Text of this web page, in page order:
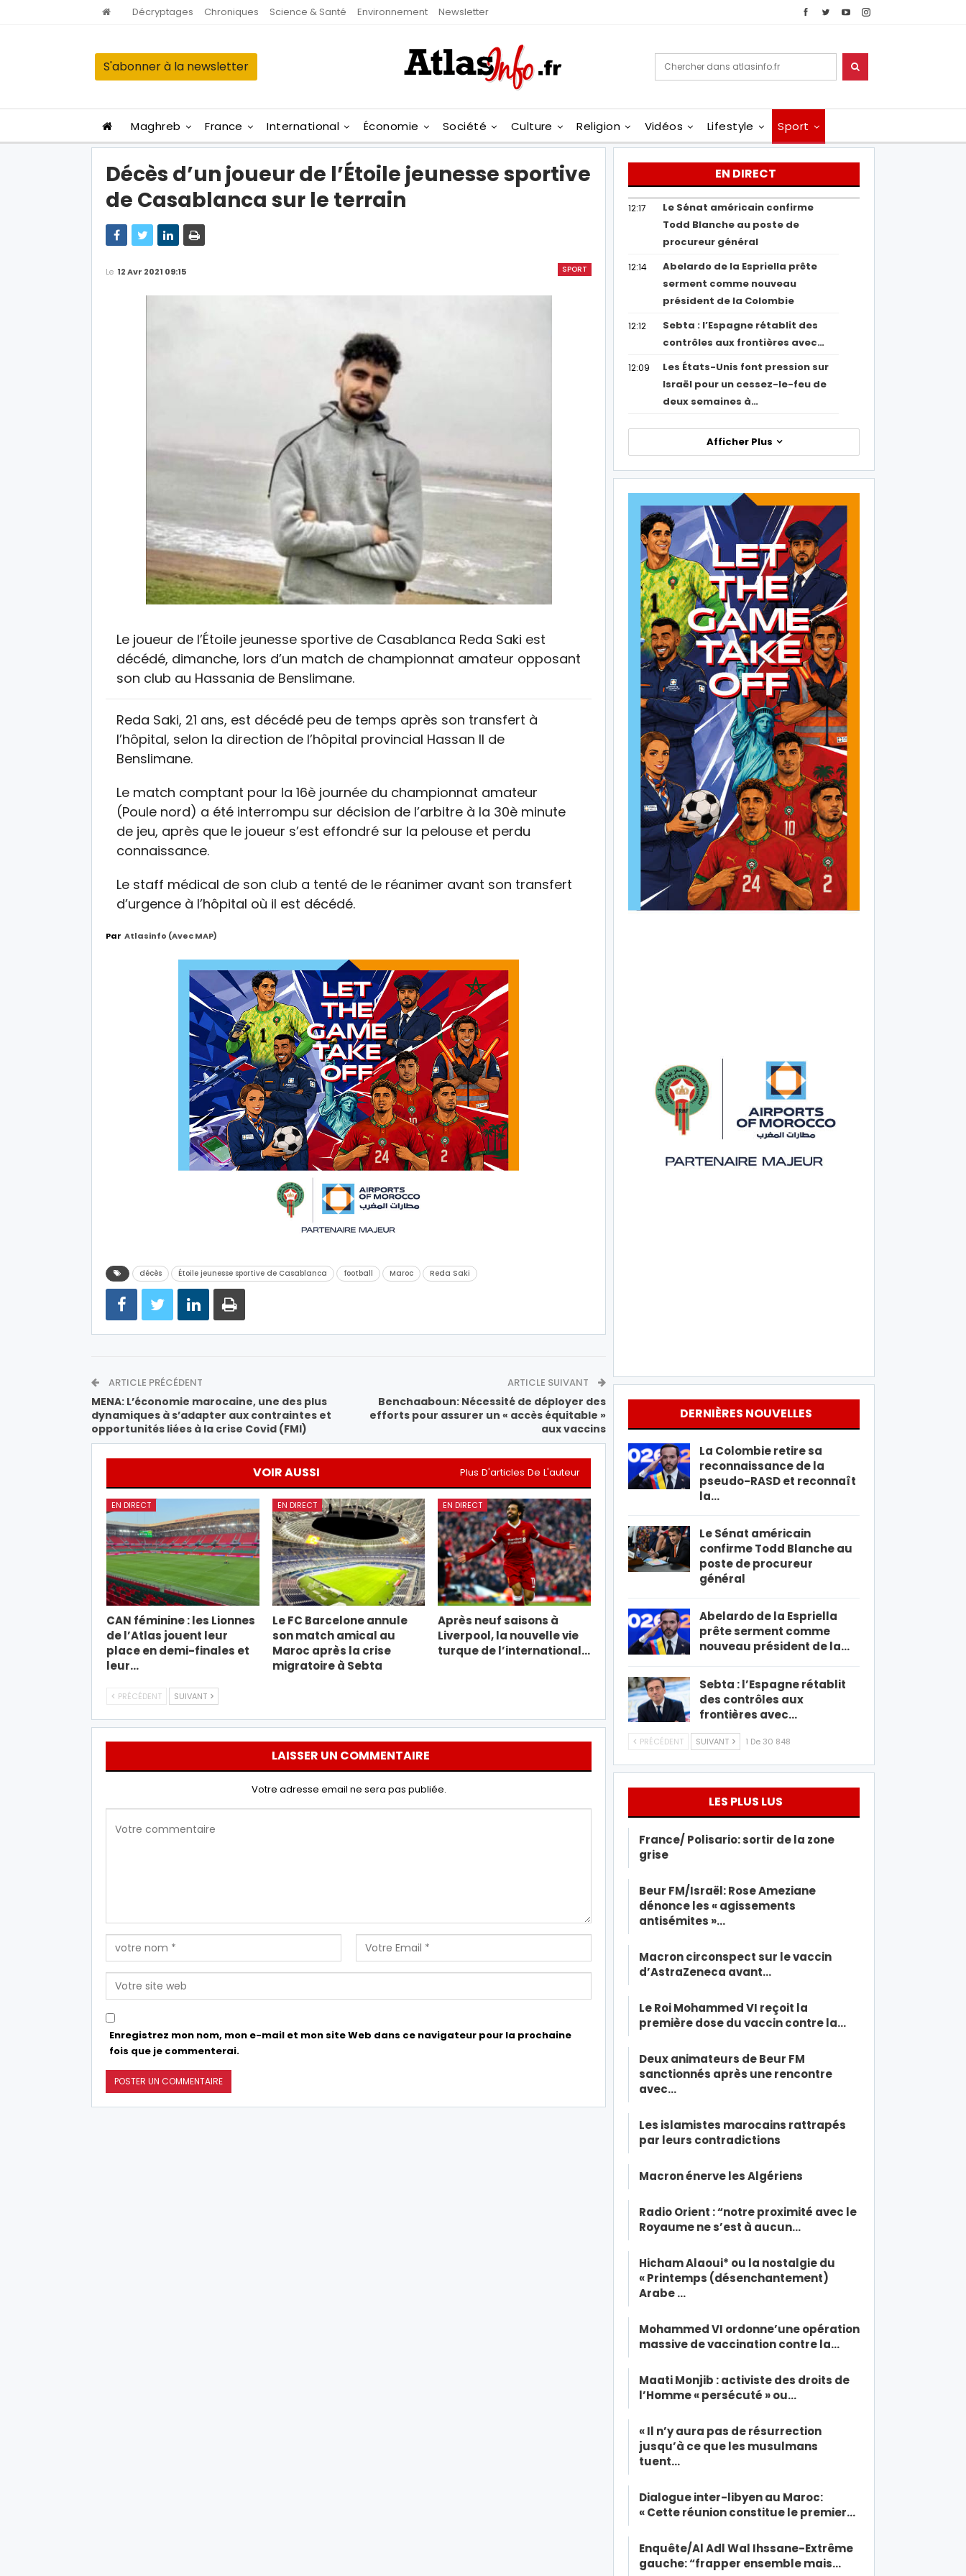
Décryptages Chroniques Science & Santé Environnement Newsletter
S'abonner à la newsletter
Maghreb France International Économie Société Culture Religion Vidéos Lifestyle Sport
Décès d’un joueur de l’Étoile jeunesse sportive
de Casablanca sur le terrain
SPORT
Le 12 Avr 2021 09:15
Le joueur de l’Étoile jeunesse sportive de Casablanca Reda Saki est
décédé, dimanche, lors d’un match de championnat amateur opposant
son club au Hassania de Benslimane.
Reda Saki, 21 ans, est décédé peu de temps après son transfert à
l’hôpital, selon la direction de l’hôpital provincial Hassan II de
Benslimane.
Le match comptant pour la 16è journée du championnat amateur
(Poule nord) a été interrompu sur décision de l’arbitre à la 30è minute
de jeu, après que le joueur s’est effondré sur la pelouse et perdu
connaissance.
Le staff médical de son club a tenté de le réanimer avant son transfert
d’urgence à l’hôpital où il est décédé.
Par Atlasinfo (avec MAP)
décès Étoile jeunesse sportive de Casablanca football Maroc Reda Saki
ARTICLE PRÉCÉDENT
MENA: L’économie marocaine, une des plus
dynamiques à s’adapter aux contraintes et
opportunités liées à la crise Covid (FMI)
ARTICLE SUIVANT
Benchaaboun: Nécessité de déployer des
efforts pour assurer un « accès équitable »
aux vaccins
VOIR AUSSI Plus D'articles De L'auteur
EN DIRECT
CAN féminine : les Lionnes
de l’Atlas jouent leur
place en demi-finales et
leur…
EN DIRECT
Le FC Barcelone annule
son match amical au
Maroc après la crise
migratoire à Sebta
EN DIRECT
Après neuf saisons à
Liverpool, la nouvelle vie
turque de l’international…
PRÉCÉDENT SUIVANT
LAISSER UN COMMENTAIRE
Votre adresse email ne sera pas publiée.
Enregistrez mon nom, mon e-mail et mon site Web dans ce navigateur pour la prochaine
fois que je commenterai.
EN DIRECT
12:17
Le Sénat américain confirme
Todd Blanche au poste de
procureur général
12:14
Abelardo de la Espriella prête
serment comme nouveau
président de la Colombie
12:12
Sebta : l’Espagne rétablit des
contrôles aux frontières avec…
12:09
Les États-Unis font pression sur
Israël pour un cessez-le-feu de
deux semaines à…
Afficher Plus
DERNIÈRES NOUVELLES
La Colombie retire sa
reconnaissance de la
pseudo-RASD et reconnaît
la…
Le Sénat américain
confirme Todd Blanche au
poste de procureur
général
Abelardo de la Espriella
prête serment comme
nouveau président de la…
Sebta : l’Espagne rétablit
des contrôles aux
frontières avec…
PRÉCÉDENT SUIVANT 1 De 30 848
LES PLUS LUS
France/ Polisario: sortir de la zone
grise
Beur FM/Israël: Rose Ameziane
dénonce les « agissements
antisémites »…
Macron circonspect sur le vaccin
d’AstraZeneca avant…
Le Roi Mohammed VI reçoit la
première dose du vaccin contre la…
Deux animateurs de Beur FM
sanctionnés après une rencontre
avec…
Les islamistes marocains rattrapés
par leurs contradictions
Macron énerve les Algériens
Radio Orient : “notre proximité avec le
Royaume ne s’est à aucun…
Hicham Alaoui* ou la nostalgie du
« Printemps (désenchantement)
Arabe …
Mohammed VI ordonne’une opération
massive de vaccination contre la…
Maati Monjib : activiste des droits de
l’Homme « persécuté » ou…
« Il n’y aura pas de résurrection
jusqu’à ce que les musulmans
tuent…
Dialogue inter-libyen au Maroc:
« Cette réunion constitue le premier…
Enquête/Al Adl Wal Ihssane-Extrême
gauche: “frapper ensemble mais…